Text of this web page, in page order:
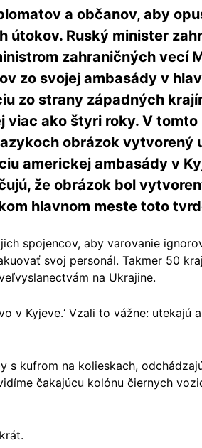
a občanov, aby
útokov. Ruský minister
zahraničných vecí
zo svojej ambasády v
zo strany západných
viac ako štyri roky. V
obrázok vytvorený
americkej ambasády v
že obrázok bol
hlavnom meste toto
spojencov, aby varovanie
svoj personál. Takmer 50
na Ukrajine.
v Kyjeve.‘ Vzali to vážne: utekajú
s kufrom na kolieskach,
čakajúcu kolónu čiernych